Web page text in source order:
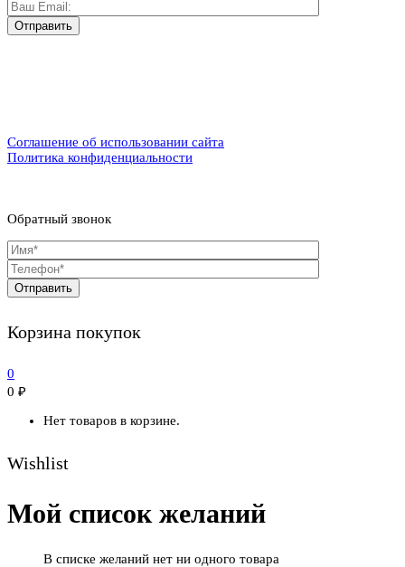
Соглашение об использовании сайта
Политика конфиденциальности
Обратный звонок
Корзина покупок
0
0 ₽
Нет товаров в корзине.
Wishlist
Мой список желаний
В списке желаний нет ни одного товара